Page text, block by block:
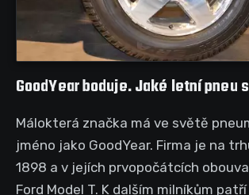
GoodYear boduje. Jaké letní pneu
Málokterá značka má ve světě
jméno jako GoodYear. Firma je na
1898 a v jejích prvopočátcích
Ford Model T. K dalším milníkům